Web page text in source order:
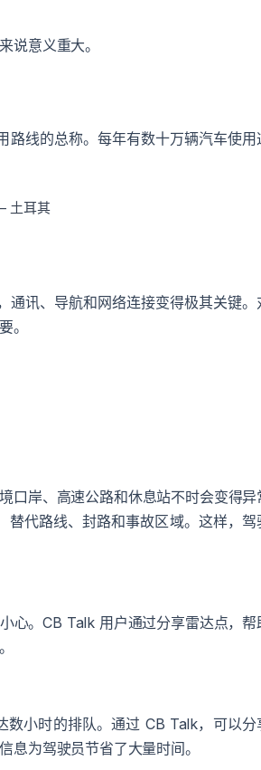
说意义重大。
路线的总称。每年有数十万辆汽车使用
土耳其
讯、导航和网络连接变得极其关键。
。
口岸、高速公路和休息站不时会变得异
代路线、封路和事故区域。这样，驾
心。CB Talk 用户通过分享雷达点，帮
小时的排队。通过 CB Talk，可以分
息为驾驶员节省了大量时间。